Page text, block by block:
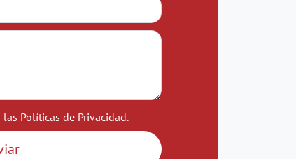
las Políticas de Privacidad.